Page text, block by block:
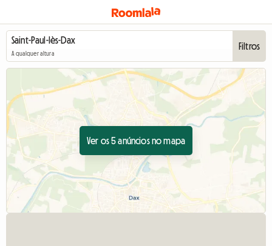
A qualquer altura
Filtros
Ver os 5 anúncios no mapa